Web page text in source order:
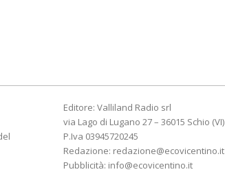
Editore: Valliland Radio srl
via Lago di Lugano 27 – 36015 Schio (VI)
P.Iva 03945720245
Redazione: redazione@ecovicentino.it
Pubblicità: info@ecovicentino.it